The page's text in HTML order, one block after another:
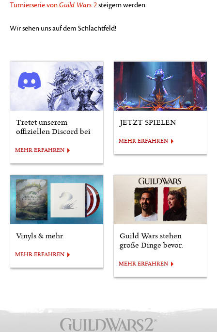
Turnierserie vonGuild Wars 2steigern werden.
Wir sehen uns auf dem Schlachtfeld!
Tretet unserem
offiziellen Discord bei
MEHR ERFAHREN
JETZT SPIELEN
MEHR ERFAHREN
Vinyls & mehr
MEHR ERFAHREN
Guild Wars stehen
große Dinge bevor.
MEHR ERFAHREN